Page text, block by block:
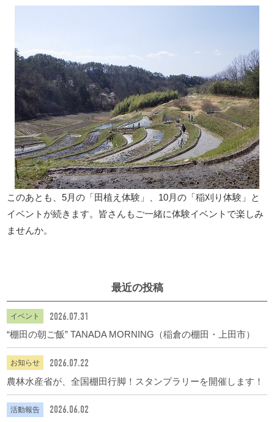
このあとも、5月の「田植え体験」、10月の「稲刈り体験」と
イベントが続きます。皆さんもご一緒に体験イベントで楽しみ
ませんか。
最近の投稿
イベント 2026.07.31
“棚田の朝ご飯” TANADA MORNING（稲倉の棚田・上田市）
お知らせ 2026.07.22
農林水産省が、全国棚田行脚！スタンプラリーを開催します！
活動報告 2026.06.02